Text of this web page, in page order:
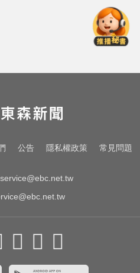
關
國巨收540元 分
最新暴風圈侵襲
公告 隱私權政策 常見問題
service@ebc.net.tw